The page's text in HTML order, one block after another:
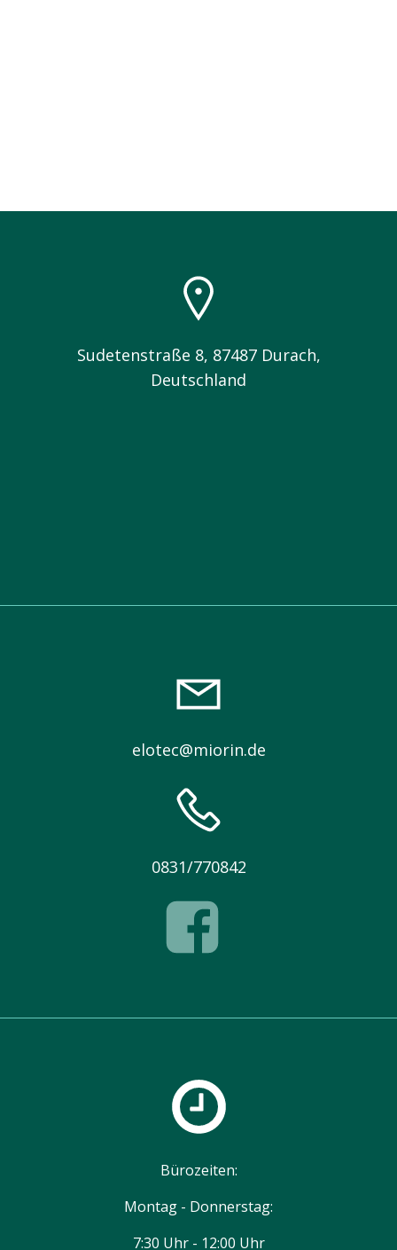
Sudetenstraße 8, 87487 Durach,
Deutschland
elotec@miorin.de
0831/770842
Bürozeiten:
Montag - Donnerstag:
7:30 Uhr - 12:00 Uhr